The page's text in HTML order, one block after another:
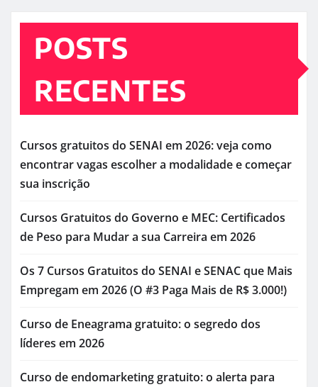
POSTS
RECENTES
Cursos gratuitos do SENAI em 2026: veja como
encontrar vagas escolher a modalidade e começar
sua inscrição
Cursos Gratuitos do Governo e MEC: Certificados
de Peso para Mudar a sua Carreira em 2026
Os 7 Cursos Gratuitos do SENAI e SENAC que Mais
Empregam em 2026 (O #3 Paga Mais de R$ 3.000!)
Curso de Eneagrama gratuito: o segredo dos
líderes em 2026
Curso de endomarketing gratuito: o alerta para